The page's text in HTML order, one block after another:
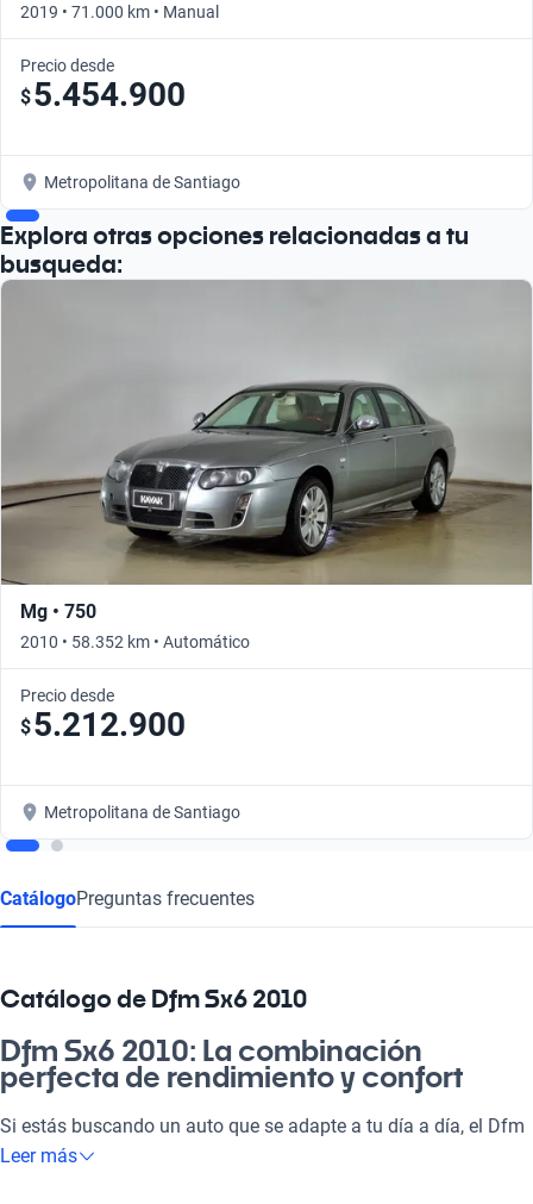
2019 • 71.000 km • Manual
Precio desde
$5.454.900
Metropolitana de Santiago
Explora otras opciones relacionadas a tu
busqueda:
Mg • 750
2010 • 58.352 km • Automático
Precio desde
$5.212.900
Metropolitana de Santiago
CatálogoPreguntas frecuentes
Catálogo de Dfm Sx6 2010
Dfm Sx6 2010: La combinación
perfecta de rendimiento y confort
Si estás buscando un auto que se adapte a tu día a día, el Dfm
Sx6 2010 es la elección perfecta. Este vehículo no solo es ideal
Leer más